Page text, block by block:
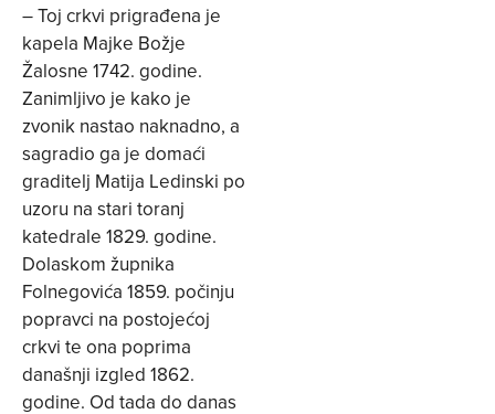
– Toj crkvi prigrađena je
kapela Majke Božje
Žalosne 1742. godine.
Zanimljivo je kako je
zvonik nastao naknadno, a
sagradio ga je domaći
graditelj Matija Ledinski po
uzoru na stari toranj
katedrale 1829. godine.
Dolaskom župnika
Folnegovića 1859. počinju
popravci na postojećoj
crkvi te ona poprima
današnji izgled 1862.
godine. Od tada do danas